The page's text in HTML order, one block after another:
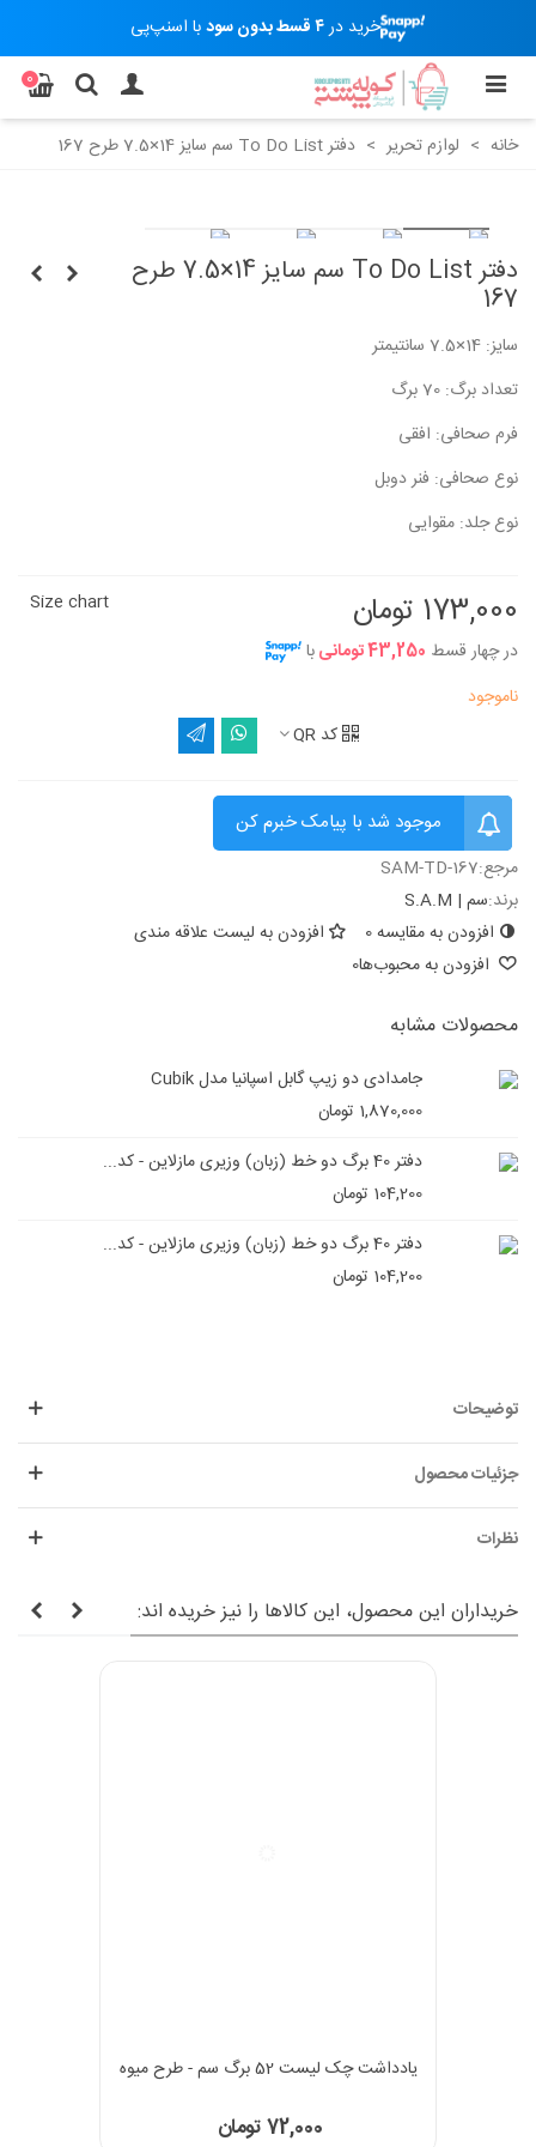
خرید در۴ قسط بدون سود با اسنپ‌پی
0
خانه > لوازم تحریر > دفتر To Do List سم سایز 14×7.5 طرح 167
دفتر To Do List سم سایز 14×7.5 طرح
167
سایز: 14×7.5 سانتیمتر
تعداد برگ: 70 برگ
فرم صحافی: افقی
نوع صحافی: فنر دوبل
نوع جلد: مقوایی
173,000 تومان
در چهار قسط 43,250 تومانی با
Size chart
ناموجود
کد QR
موجود شد با پیامک خبرم کن
مرجع:SAM-TD-167
برند:سم | S.A.M
افزودن به مقایسه0
افزودن به لیست علاقه مندی
افزودن به محبوب‌ها0
محصولات مشابه
جامدادی دو زیپ گابل اسپانیا مدل Cubik
1,870,000 تومان
دفتر 40 برگ دو خط (زبان) وزیری مازلاین - کد...
104,200 تومان
دفتر 40 برگ دو خط (زبان) وزیری مازلاین - کد...
104,200 تومان
توضیحات
جزئیات محصول
نظرات
خریداران این محصول، این کالاها را نیز خریده اند:
یادداشت چک لیست 52 برگ سم - طرح میوه
72,000 تومان